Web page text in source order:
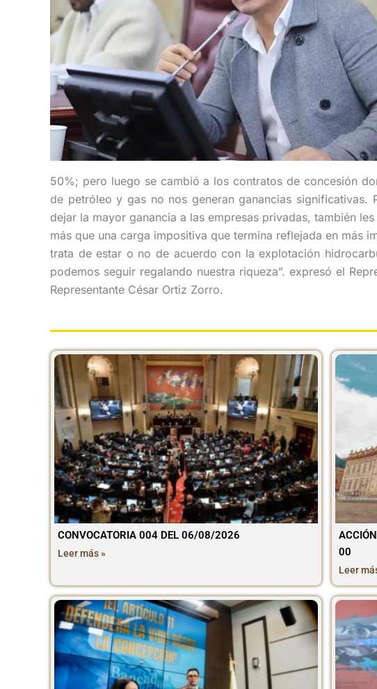
50%; pero luego se cambió a los contratos de concesión
de petróleo y gas no nos generan ganancias
dejar la mayor ganancia a las empresas privadas, también
más que una carga impositiva que termina reflejada en más
trata de estar o no de acuerdo con la explotación
podemos seguir regalando nuestra riqueza”. expresó el
Representante César Ortiz Zorro.
CONVOCATORIA 004 DEL 06/08/2026
Leer más »
00
Leer